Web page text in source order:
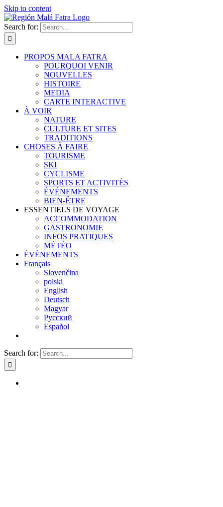
Skip to content
Search for:
PROPOS MALA FATRA
POURQUOI VENIR
NOUVELLES
HISTOIRE
MEDIA
CARTE INTERACTIVE
À VOIR
NATURE
CULTURE ET SITES
TRADITIONS
CHOSES À FAIRE
TOURISME
SKI
CYCLISME
SPORTS ET ACTIVITÉS
ÉVÉNEMENTS
BIEN-ÊTRE
ESSENTIELS DE VOYAGE
ACCOMMODATION
GASTRONOMIE
INFOS PRATIQUES
MÉTÉO
ÉVÉNEMENTS
Français
Slovenčina
polski
English
Deutsch
Magyar
Русский
Español
Search for: